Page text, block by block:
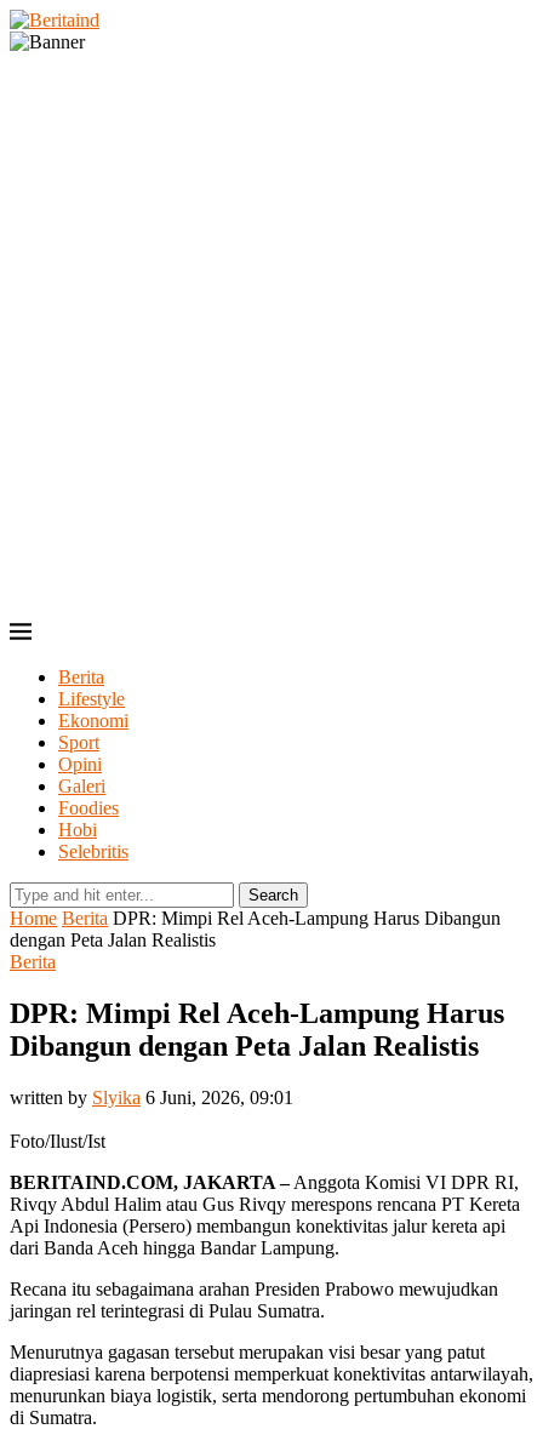
Berita
Lifestyle
Ekonomi
Sport
Opini
Galeri
Foodies
Hobi
Selebritis
Search
Home Berita DPR: Mimpi Rel Aceh-Lampung Harus Dibangun
dengan Peta Jalan Realistis
Berita
DPR: Mimpi Rel Aceh-Lampung Harus
Dibangun dengan Peta Jalan Realistis
written by Slyika 6 Juni, 2026, 09:01
Foto/Ilust/Ist
BERITAIND.COM, JAKARTA –Anggota Komisi VI DPR RI,
Rivqy Abdul Halim atau Gus Rivqy merespons rencana PT Kereta
Api Indonesia (Persero) membangun konektivitas jalur kereta api
dari Banda Aceh hingga Bandar Lampung.
Recana itu sebagaimana arahan Presiden Prabowo mewujudkan
jaringan rel terintegrasi di Pulau Sumatra.
Menurutnya gagasan tersebut merupakan visi besar yang patut
diapresiasi karena berpotensi memperkuat konektivitas antarwilayah,
menurunkan biaya logistik, serta mendorong pertumbuhan ekonomi
di Sumatra.